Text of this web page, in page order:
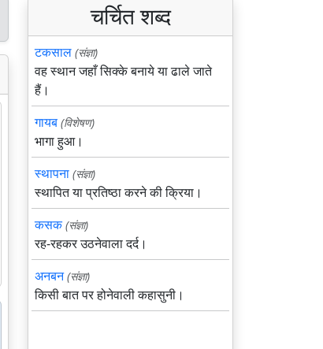
चर्चित शब्द
टकसाल (संज्ञा)
वह स्थान जहाँ सिक्के बनाये या ढाले जाते
हैं।
गायब (विशेषण)
भागा हुआ।
स्थापना (संज्ञा)
स्थापित या प्रतिष्ठा करने की क्रिया।
कसक (संज्ञा)
रह-रहकर उठनेवाला दर्द।
अनबन (संज्ञा)
किसी बात पर होनेवाली कहासुनी।